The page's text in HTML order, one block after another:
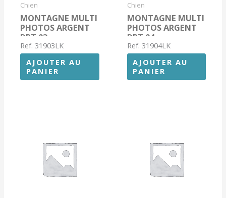
Chien
MONTAGNE MULTI
PHOTOS ARGENT
DPT 03
Ref. 31903LK
AJOUTER AU
PANIER
Chien
MONTAGNE MULTI
PHOTOS ARGENT
DPT 04
Ref. 31904LK
AJOUTER AU
PANIER